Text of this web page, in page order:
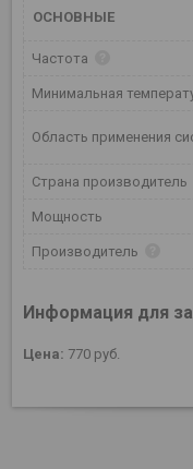
ОСНОВНЫЕ
Частота
Минимальная
Область применения
Страна производитель
Мощность
Производитель
Информация для
Цена: 770 руб.